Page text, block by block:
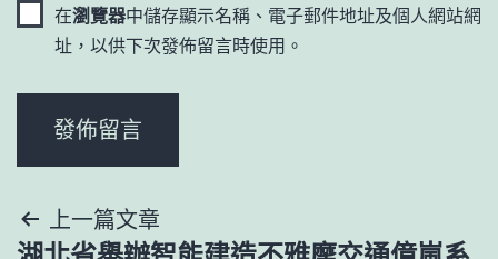
在瀏覽器中儲存顯示名稱、電子郵件地址及個人網站網
址，以供下次發佈留言時使用。
文上一篇文章